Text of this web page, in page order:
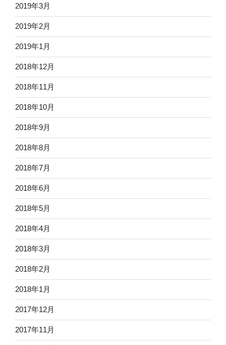
2019年3月
2019年2月
2019年1月
2018年12月
2018年11月
2018年10月
2018年9月
2018年8月
2018年7月
2018年6月
2018年5月
2018年4月
2018年3月
2018年2月
2018年1月
2017年12月
2017年11月